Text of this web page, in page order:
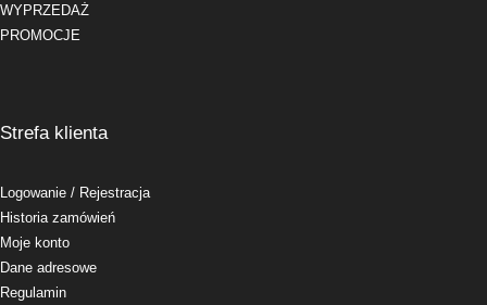
WYPRZEDAŻ
PROMOCJE
Strefa klienta
Logowanie / Rejestracja
Historia zamówień
Moje konto
Dane adresowe
Regulamin